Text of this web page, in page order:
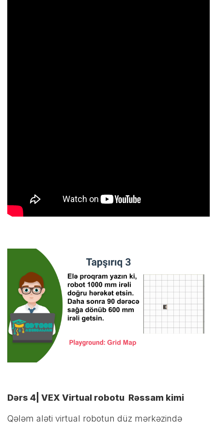
Dərs 4| VEX Virtual robotu Rəssam kimi
Qələm aləti virtual robotun düz mərkəzində